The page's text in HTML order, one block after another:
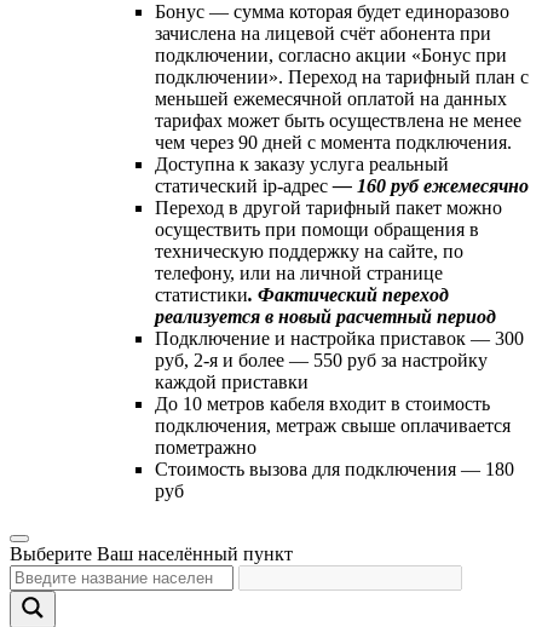
Бонус — сумма которая будет единоразово
зачислена на лицевой счёт абонента при
подключении, согласно акции «Бонус при
подключении». Переход на тарифный план с
меньшей ежемесячной оплатой на данных
тарифах может быть осуществлена не менее
чем через 90 дней с момента подключения.
Доступна к заказу услуга реальный
статический ip-адрес— 160 руб ежемесячно
Переход в другой тарифный пакет можно
осуществить при помощи обращения в
техническую поддержку на сайте, по
телефону, или на личной странице
статистики. Фактический переход
реализуется в новый расчетный период
Подключение и настройка приставок — 300
руб, 2-я и более — 550 руб за настройку
каждой приставки
До 10 метров кабеля входит в стоимость
подключения, метраж свыше оплачивается
пометражно
Стоимость вызова для подключения — 180
руб
Выберите Ваш населённый пункт